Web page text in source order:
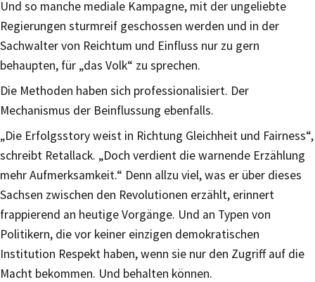
Und so manche mediale Kampagne, mit der ungeliebte
Regierungen sturmreif geschossen werden und in der
Sachwalter von Reichtum und Einfluss nur zu gern
behaupten, für „das Volk“ zu sprechen.
Die Methoden haben sich professionalisiert. Der
Mechanismus der Beinflussung ebenfalls.
„Die Erfolgsstory weist in Richtung Gleichheit und Fairness“,
schreibt Retallack. „Doch verdient die warnende Erzählung
mehr Aufmerksamkeit.“ Denn allzu viel, was er über dieses
Sachsen zwischen den Revolutionen erzählt, erinnert
frappierend an heutige Vorgänge. Und an Typen von
Politikern, die vor keiner einzigen demokratischen
Institution Respekt haben, wenn sie nur den Zugriff auf die
Macht bekommen. Und behalten können.